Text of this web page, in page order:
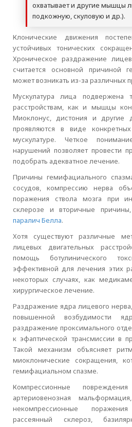
охватывает и другие мышцы
подкожную, скуловую и др.).
Клонические движения
устойчивых тонических
Хроническое раздражение
считается основной причиной
может возникать из-за различных
Мускулатура лица подвержена
расстройствам, как и мышцы
Миоклонус, дистония и другие
проявляются в виде
мускулатуре. Четкое
нарушений позволяет провести
подобрать адекватное лечение.
Причины гемифациального
сосудов, компрессию нерва
поражения ствола мозга при
склерозе и вторичные
паралич Белла.
Хотя существуют различные
лицевых двигательных
помощь ботулинического
эффективной для лечения этих
некоторых случаях, как
хирургическое лечение.
Раздражение ядра лицевого
повышенной возбудимости
раздражение проксимального
к эфаптической трансмиссии в
Такой механизм объясняет
миоклонические сокращения,
гемифациальном спазме.
Компрессионные
артериовенозная
некомпрессионные
рассеянный склероз,